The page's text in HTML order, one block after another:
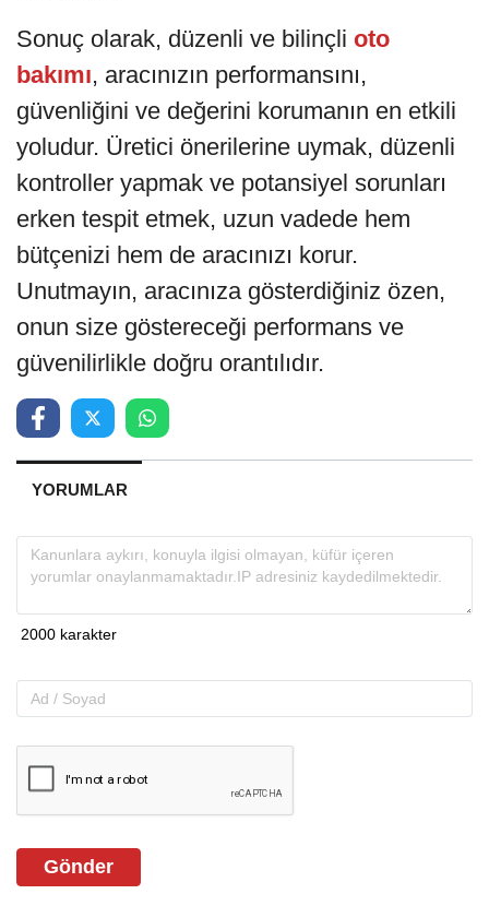
Sonuç olarak, düzenli ve bilinçli oto
bakımı, aracınızın performansını,
güvenliğini ve değerini korumanın en etkili
yoludur. Üretici önerilerine uymak, düzenli
kontroller yapmak ve potansiyel sorunları
erken tespit etmek, uzun vadede hem
bütçenizi hem de aracınızı korur.
Unutmayın, aracınıza gösterdiğiniz özen,
onun size göstereceği performans ve
güvenilirlikle doğru orantılıdır.
YORUMLAR
Gönder